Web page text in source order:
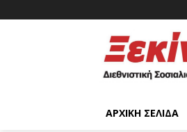
ΑΡΧΙΚΉ ΣΕΛΊΔΑ